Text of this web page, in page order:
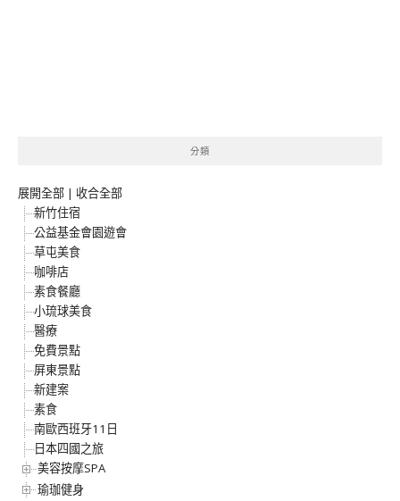
分類
展開全部 | 收合全部
新竹住宿
公益基金會園遊會
草屯美食
咖啡店
素食餐廳
小琉球美食
醫療
免費景點
屏東景點
新建案
素食
南歐西班牙11日
日本四國之旅
美容按摩SPA
瑜珈健身